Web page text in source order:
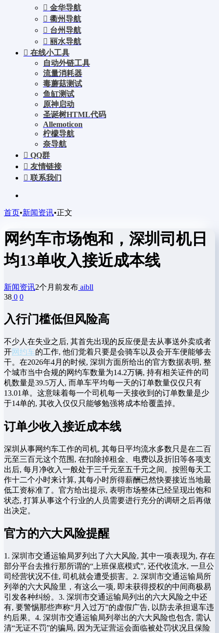
金华导航
衢州导航
台州导航
丽水导航
在线小工具
自动外链工具
流量消耗器
毒蘑菇测试
鱼缸测试
原神启动
圣诞树HTML代码
Allemoticon
柠檬导航
奈导航
QQ群
友情链接
联系我们
首页•新闻资讯•正文
网约车市场饱和，深圳司机日
均13单收入接近成本线
新闻资讯2个月前发布 aibll
38 0 0
入行门槛低但风险高
不少人在失业之后, 其首先出现的反应便是去从事送外卖或者
开网约车的工作, 他们觉着只要是会骑车以及会开车便能够去
干。在2026年4月的时候, 深圳方面所给出的官方数据表明, 整
个城市当中合规的网约车数量为14.2万辆, 持有相关证件的司
机数量是39.5万人, 而单车平均每一天的订单数量仅仅只有
13.01单。这意味着每一个司机每一天接收到的订单数量是少
于14单的, 其收入仅仅只能够勉强将成本给覆盖掉。
订单少收入接近成本线
深圳从事网约车工作的司机, 其每日平均流水多数只是在二百
元至三百元这个范围, 在扣除掉租金、电费以及折旧等各项支
出后, 每月净收入一般处于三千元至五千元之间。按照每天工
作十二个小时来计算, 其每小时所得薪酬已然快要接近当地最
低工资标准了。官方给出提示, 表明市场整体已经呈现出饱和
状态, 打算从事这个行业的人员需要进行充分的调研之后再做
出决定。
官方的六大风险提醒
1. 深圳市交通运输局罗列出了六大风险, 其中一项表现为, 存在
部分平台去推行那所谓的“上班保底模式”, 还代收流水, 一旦公
司经营状况不佳, 司机就会遭受损害。2. 深圳市交通运输局所
列举的六大风险里，有这么一项, 即未获得授权的中间商极易
引发各种纠纷。3. 深圳市交通运输局列出的六大风险之中还
有, 要警惕那些声称“月入过万”的虚假广告, 以防去承担退车违
约后果。4. 深圳市交通运输局列举出的六大风险也包含, 需认
清“无证不罚”的骗局, 因为无证营运会面临被处罚状况且保险